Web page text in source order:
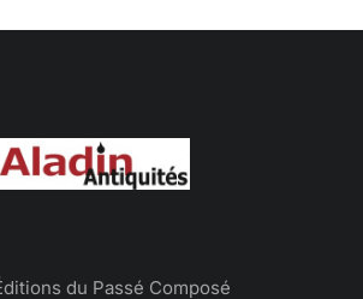
du Passé Composé